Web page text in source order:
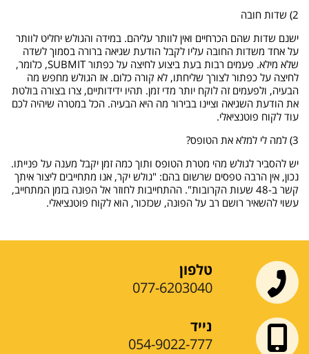
2) שדות חובה
ישנם שדות שהם הכרחיים ואין לוותר עליהם. במידה והגולש יחליט לוותר
על אחד משדות החובה עליו לקבל הודעת שגיאה ברורה בסמוך לשדה
שלא מילא. פעמים רבות בעת ביצוע לחיצה על כפתור SUBMIT, כלומר,
לחיצה על כפתור לצורך שליחתו, לא קורה כלום. אז הגולש מחפש מה
הבעיה, ולפעמים זה לוקח יותר מדי זמן. תהיו ידידותיים, צרו בצורה בולטת
את הודעת השגיאה וציינו בבירור מה היא הבעיה. הכל במטרה שיהיה לכם
עוד לקוח פוטנציאלי.
3) למה לי למלא את הטופס?
יש להסביר לגולש מהי מטרת הטופס ותוך כמה זמן יקבל מענה על פנייתו.
נכון, אין הרבה טפסים שרשום בהם: "גולש יקר, אנו מתחייבים ליצור איתך
קשר ב-48 שעות הקרובות". ההתחייבות לחוזר אל הפונה בזמן המתחייב,
עשוי להשאיר רושם רב על הפונה, שכזכור, הוא לקוח פוטנציאלי.
טלפון
077-6203040
נייד
054-9022-777